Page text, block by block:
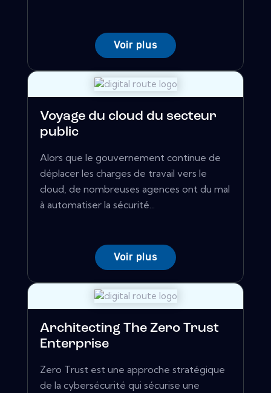
Voir plus
Voyage du cloud du secteur
public
Alors que le gouvernement continue de
déplacer les charges de travail vers le
cloud, de nombreuses agences ont du mal
à automatiser la sécurité...
Voir plus
Architecting The Zero Trust
Enterprise
Zero Trust est une approche stratégique
de la cybersécurité qui sécurise une